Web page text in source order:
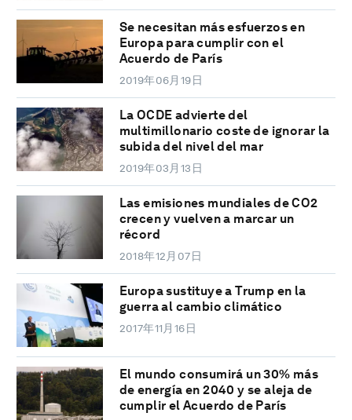
Se necesitan más esfuerzos en
Europa para cumplir con el
Acuerdo de París
2019年06月19日
La OCDE advierte del
multimillonario coste de ignorar la
subida del nivel del mar
2019年03月13日
Las emisiones mundiales de CO2
crecen y vuelven a marcar un
récord
2018年12月07日
Europa sustituye a Trump en la
guerra al cambio climático
2017年11月16日
El mundo consumirá un 30% más
de energía en 2040 y se aleja de
cumplir el Acuerdo de París